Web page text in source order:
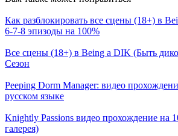
Как разблокировать все сцены (18+) в
6-7-8 эпизоды на 100%
Все сцены (18+) в Being a DIK (Быть
Сезон
Peeping Dorm Manager: видео
русском языке
Knightly Passions видео прохождение на
галерея)